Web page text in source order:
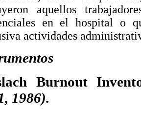
aquellos
en el hospital o
actividades
Burnout
1986).